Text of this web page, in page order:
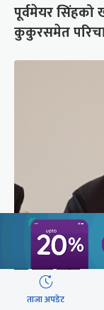
पूर्वमेयर सिंहको
कुकुरसमेत
सरकारबारे
डर मान्नु पर्दैन
ताजा अपडेट